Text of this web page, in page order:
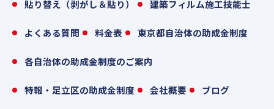
貼り替え（剥がし＆貼り） 建築フィルム施工技能士
よくある質問 料金表 東京都自治体の助成金制度
各自治体の助成金制度のご案内
特報・足立区の助成金制度 会社概要 ブログ